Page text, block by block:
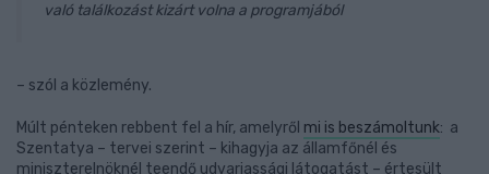
való találkozást kizárt volna a programjából
– szól a közlemény.
Múlt pénteken rebbent fel a hír, amelyről mi is beszámoltunk: a
Szentatya – tervei szerint – kihagyja az államfőnél és
miniszterelnöknél teendő udvariassági látogatást – értesült